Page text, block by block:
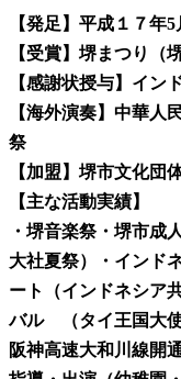
【発足】平成１７年5
【受賞】堺まつり（
【感謝状授与】イ
【海外演奏】中華
祭
【加盟】堺市文化団
【主な活動実績】
・堺音楽祭・堺市成
大社夏祭）
・インド
ート（インドネシア
バル （タイ王国大使
阪神高速大和川線開